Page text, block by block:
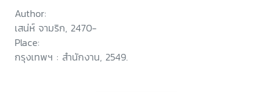
Author:
เสน่ห์ จามริก, 2470-
Place:
กรุงเทพฯ : สำนักงาน, 2549.